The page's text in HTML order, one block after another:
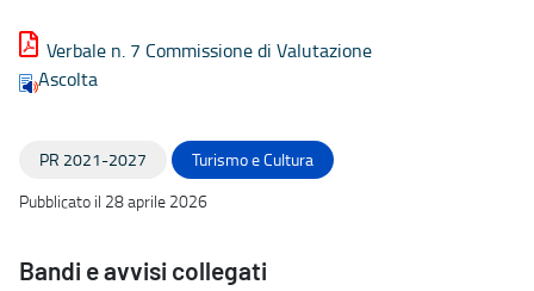
Verbale n. 7 Commissione di Valutazione
Ascolta
PR 2021-2027
Turismo e Cultura
Pubblicato il 28 aprile 2026
Bandi e avvisi collegati